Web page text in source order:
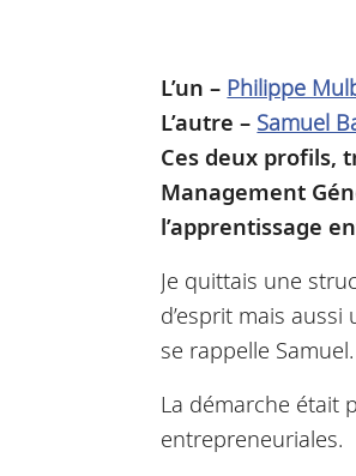
L’un – Philippe
L’autre – Samuel
Ces deux profils,
Management
l’apprentissage
Je quittais une
d’esprit mais aussi
se rappelle Samuel.
La démarche était
entrepreneuriales.